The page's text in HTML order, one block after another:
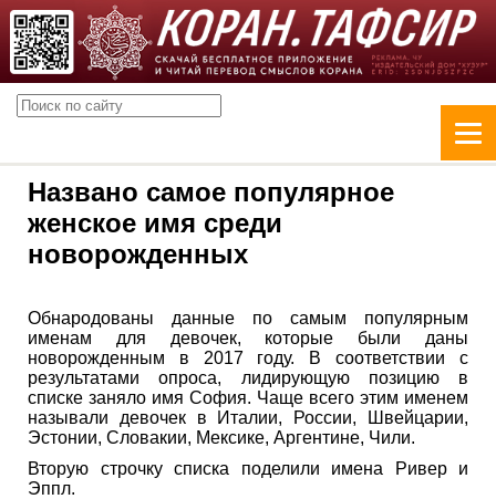
Названо самое популярное
женское имя среди
новорожденных
Обнародованы данные по самым популярным
именам для девочек, которые были даны
новорожденным в 2017 году. В соответствии с
результатами опроса, лидирующую позицию в
списке заняло имя София. Чаще всего этим именем
называли девочек в Италии, России, Швейцарии,
Эстонии, Словакии, Мексике, Аргентине, Чили.
Вторую строчку списка поделили имена Ривер и
Эппл.